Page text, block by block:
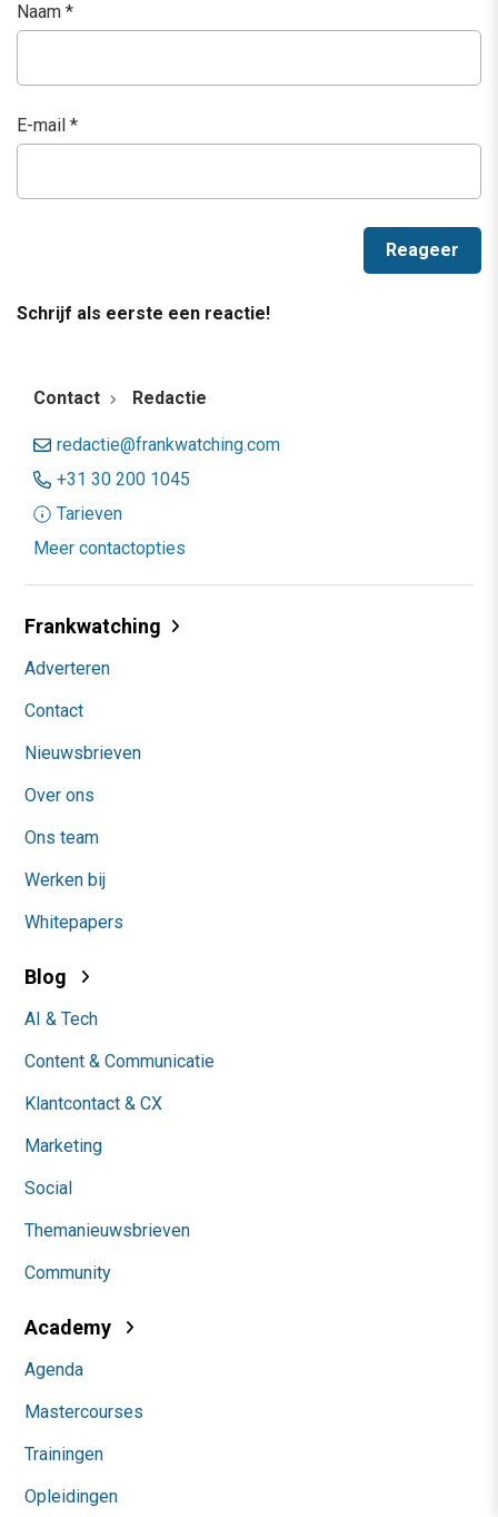
Naam *
E-mail *
Schrijf als eerste een reactie!
Contact Redactie
redactie@frankwatching.com
+31 30 200 1045
Tarieven
Meer contactopties
Frankwatching
Adverteren
Contact
Nieuwsbrieven
Over ons
Ons team
Werken bij
Whitepapers
Blog
AI & Tech
Content & Communicatie
Klantcontact & CX
Marketing
Social
Themanieuwsbrieven
Community
Academy
Agenda
Mastercourses
Trainingen
Opleidingen